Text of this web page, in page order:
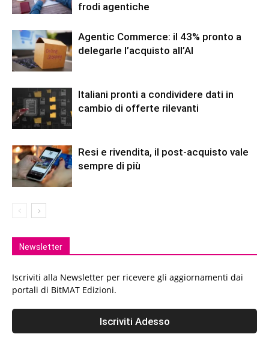
frodi agentiche
Agentic Commerce: il 43% pronto a
delegarle l’acquisto all’AI
Italiani pronti a condividere dati in
cambio di offerte rilevanti
Resi e rivendita, il post-acquisto vale
sempre di più
Newsletter
Iscriviti alla Newsletter per ricevere gli aggiornamenti dai
portali di BitMAT Edizioni.